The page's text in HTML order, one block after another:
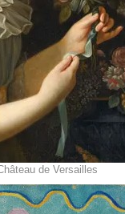
de Versailles